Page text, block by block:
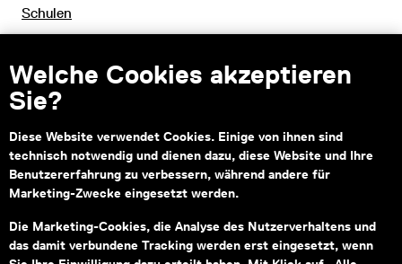
Welche Cookies akzeptieren
Sie?
Diese Website verwendet Cookies. Einige von ihnen sind
technisch notwendig und dienen dazu, diese Website und Ihre
Benutzererfahrung zu verbessern, während andere für
Marketing-Zwecke eingesetzt werden.
Die Marketing-Cookies, die Analyse des Nutzerverhaltens und
das damit verbundene Tracking werden erst eingesetzt, wenn
Schulen
Kontakt
Montag bis Freitag von 09:00–18:00
Fragen zu Tickets an:service@wienmuseum.at
Fragen an unseren Museumsshop:
shop@wienmuseum.at
Wien Museum, Karlsplatz
1040 Wien